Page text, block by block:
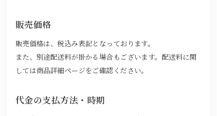
販売価格
販売価格は、税込み表記となっております。
また、別途配送料が掛かる場合もございます。配送料に関
しては商品詳細ページをご確認ください。
代金の支払方法・時期